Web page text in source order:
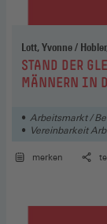
:STAND DER
MÄNNERN IN
Arbeitsmarkt /
Vereinbarkeit
merken